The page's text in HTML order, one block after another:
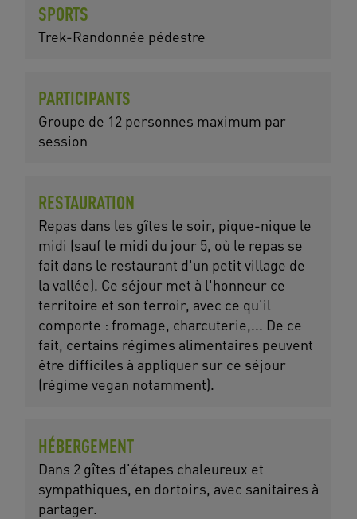
SPORTS
Trek-Randonnée pédestre
PARTICIPANTS
Groupe de 12 personnes maximum par
session
RESTAURATION
Repas dans les gîtes le soir, pique-nique le
midi (sauf le midi du jour 5, où le repas se
fait dans le restaurant d'un petit village de
la vallée). Ce séjour met à l'honneur ce
territoire et son terroir, avec ce qu'il
comporte : fromage, charcuterie,... De ce
fait, certains régimes alimentaires peuvent
être difficiles à appliquer sur ce séjour
(régime vegan notamment).
HÉBERGEMENT
Dans 2 gîtes d'étapes chaleureux et
sympathiques, en dortoirs, avec sanitaires à
partager.